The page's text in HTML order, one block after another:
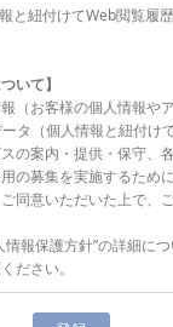
と紐付けてWeb閲覧履
いて】
（お客様の個人情報や
タ（個人情報と紐付け
の案内・提供・保守、
の募集を実施するため
同意いただいた上で、
報保護方針”の詳細につ
ださい。